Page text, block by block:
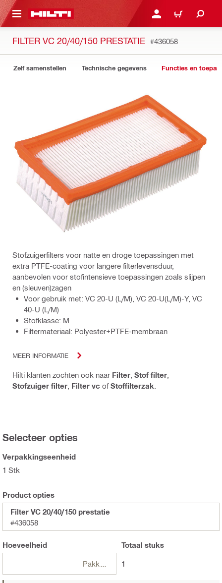
HOOFDINHOUD AANMELDEN OF
WINKELWAGEN
FILTER VC 20/40/150 PRESTATIE #436058
Zelf samenstellen Technische gegevens Functies en
Stofzuigerfilters voor natte en droge toepassingen met
extra PTFE-coating voor langere filterlevensduur,
aanbevolen voor stofintensieve toepassingen zoals slijpen
en (sleuven)zagen
Voor gebruik met: VC 20-U (L/M), VC 20-U(L/M)-Y, VC
40-U (L/M)
Stofklasse: M
Filtermateriaal: Polyester+PTFE-membraan
MEER INFORMATIE
Hilti klanten zochten ook naar Filter Stof filter
Stofzuiger filter Filter vc ofStoffilterzak
Selecteer opties
Verpakkingseenheid
1 Stk
Product opties
Filter VC 20/40/150 prestatie
#436058
Hoeveelheid
Pakketten
Totaal stuks
1